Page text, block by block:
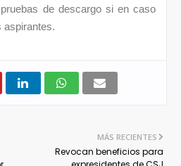
de descargo si en caso
aspirantes.
MÁS RECIENTES
Revocan beneficios para